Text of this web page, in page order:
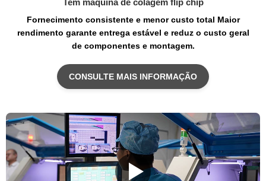
Tem máquina de colagem flip chip
Fornecimento consistente e menor custo total Maior
rendimento garante entrega estável e reduz o custo geral
de componentes e montagem.
CONSULTE MAIS INFORMAÇÃO